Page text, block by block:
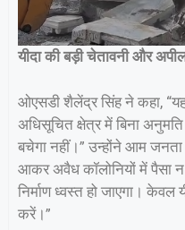
यीदा की बड़ी चेतावनी और
ओएसडी शैलेंद्र सिंह ने कहा,
अधिसूचित क्षेत्र में बिना अनुमति
बचेगा नहीं।” उन्होंने आम
आकर अवैध कॉलोनियों में पैसा
निर्माण ध्वस्त हो जाएगा।
करें।”